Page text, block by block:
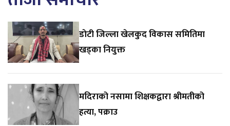
डाेटी जिल्ला खेलकुद विकास समितिमा
खड्का नियुक्त
मदिराको नसामा शिक्षकद्वारा श्रीमतीको
हत्या, पक्राउ